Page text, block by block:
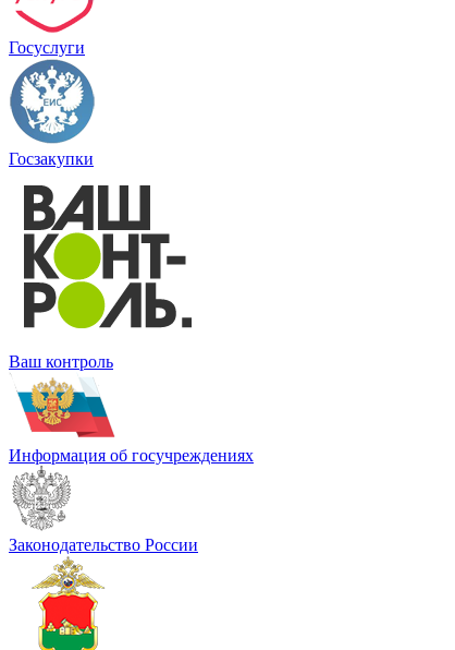
Госуслуги
Госзакупки
Ваш контроль
Информация об госучреждениях
Законодательство России